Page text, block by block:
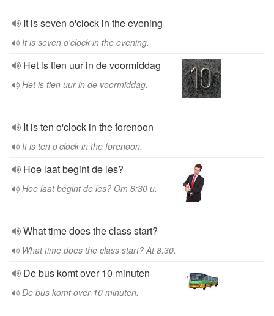
It is seven o'clock in the evening
It is seven o'clock in the evening.
Het is tien uur in de voormiddag
Het is tien uur in de voormiddag.
It is ten o'clock in the forenoon
It is ten o'clock in the forenoon.
Hoe laat begint de les?
Hoe laat begint de les? Om 8:30 u.
What time does the class start?
What time does the class start? At 8:30.
De bus komt over 10 minuten
De bus komt over 10 minuten.